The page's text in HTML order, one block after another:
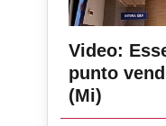
Video:
punto
(Mi)